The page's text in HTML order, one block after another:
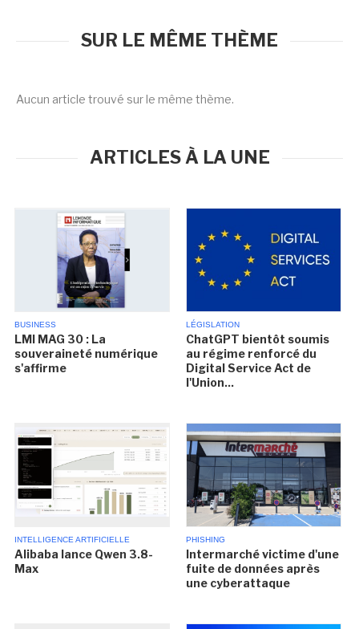
SUR LE MÊME THÈME
Aucun article trouvé sur le même thème.
ARTICLES À LA UNE
BUSINESS
LMI MAG 30 : La
souveraineté numérique
s'affirme
LÉGISLATION
ChatGPT bientôt soumis
au régime renforcé du
Digital Service Act de
l'Union...
INTELLIGENCE ARTIFICIELLE
Alibaba lance Qwen 3.8-
Max
PHISHING
Intermarché victime d'une
fuite de données après
une cyberattaque